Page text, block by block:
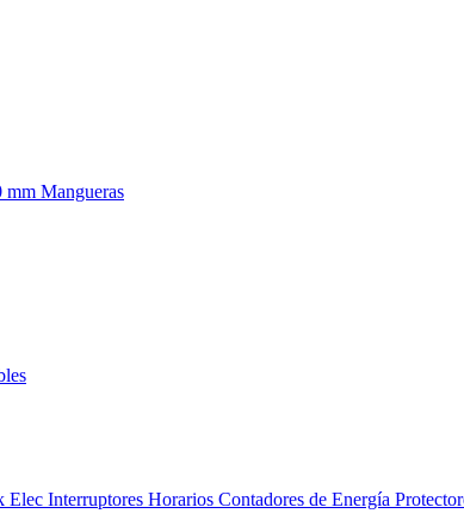
mm Mangueras
Elec Interruptores Horarios Contadores de Energía